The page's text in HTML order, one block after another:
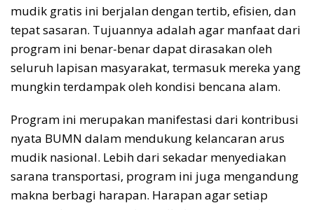
mudik gratis ini berjalan dengan tertib, efisien, dan
tepat sasaran. Tujuannya adalah agar manfaat dari
program ini benar-benar dapat dirasakan oleh
seluruh lapisan masyarakat, termasuk mereka yang
mungkin terdampak oleh kondisi bencana alam.
Program ini merupakan manifestasi dari kontribusi
nyata BUMN dalam mendukung kelancaran arus
mudik nasional. Lebih dari sekadar menyediakan
sarana transportasi, program ini juga mengandung
makna berbagi harapan. Harapan agar setiap